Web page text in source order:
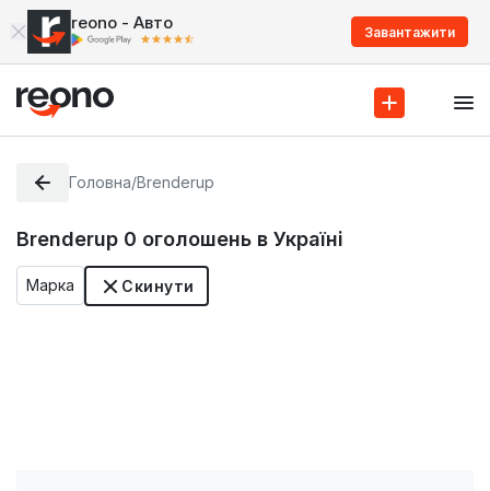
reono - Авто Завантажити
Головна/Brenderup
Brenderup 0 оголошень в Україні
Марка Скинути